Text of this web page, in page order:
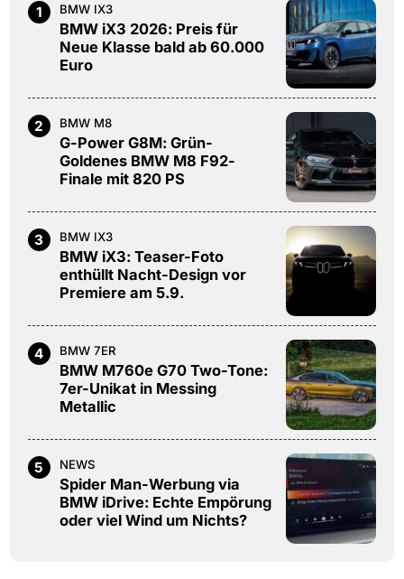
1 BMW IX3
BMW iX3 2026: Preis für
Neue Klasse bald ab 60.000
Euro
2 BMW M8
G-Power G8M: Grün-
Goldenes BMW M8 F92-
Finale mit 820 PS
3 BMW IX3
BMW iX3: Teaser-Foto
enthüllt Nacht-Design vor
Premiere am 5.9.
4 BMW 7ER
BMW M760e G70 Two-Tone:
7er-Unikat in Messing
Metallic
5 NEWS
Spider Man-Werbung via
BMW iDrive: Echte Empörung
oder viel Wind um Nichts?